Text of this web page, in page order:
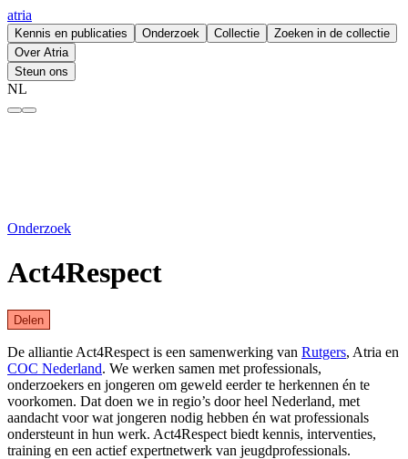
atria
Kennis en publicaties Onderzoek Collectie
Zoeken in de collectie
Over Atria
Steun ons
NL
Onderzoek
Act4Respect
Delen
De alliantie Act4Respect is een samenwerking van Rutgers, Atria en
COC Nederland. We werken samen met professionals,
onderzoekers en jongeren om geweld eerder te herkennen én te
voorkomen. Dat doen we in regio’s door heel Nederland, met
aandacht voor wat jongeren nodig hebben én wat professionals
ondersteunt in hun werk. Act4Respect biedt kennis, interventies,
training en een actief expertnetwerk van jeugdprofessionals.